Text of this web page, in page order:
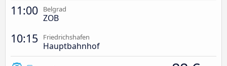
11:00 Belgrad
ZOB
10:15 Friedrichshafen
Hauptbahnhof